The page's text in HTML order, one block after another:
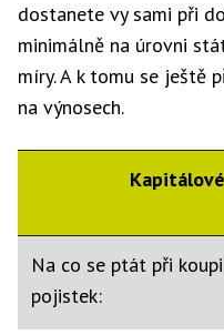
dostanete vy sami při
minimálně na úrovni
míry. A k tomu se ještě
na výnosech.
Na co se ptát při
pojistek: